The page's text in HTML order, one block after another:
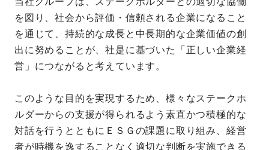
を図り、社会から評価・信頼される企業になること
を通じて、持続的な成長と中長期的な企業価値の創
出に努めることが、社是に基づいた「正しい企業経
営」につながると考えています。
このような目的を実現するため、様々なステークホ
ルダーからの支援が得られるよう素直かつ積極的な
対話を行うとともにＥＳＧの課題に取り組み、経営
者が時機を逸することなく適切な判断を実施できる